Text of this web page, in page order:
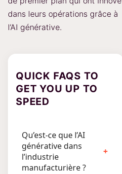
dans leurs opérations grâce à
l’AI générative.
QUICK FAQS TO
GET YOU UP TO
SPEED
Qu’est-ce que l’AI
générative dans
l’industrie
manufacturière ?